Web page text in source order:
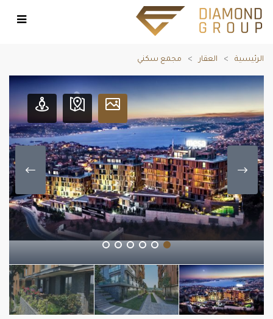
الرئيسية العقار مجمع سكني